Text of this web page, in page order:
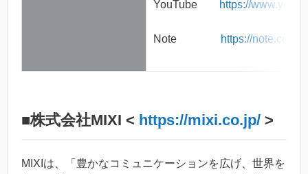
YouTube https://
Note https://note.com/
■株式会社MIXI < https://mixi.co.jp/ >
MIXIは、「豊かなコミュニケーションを広げ、世界を